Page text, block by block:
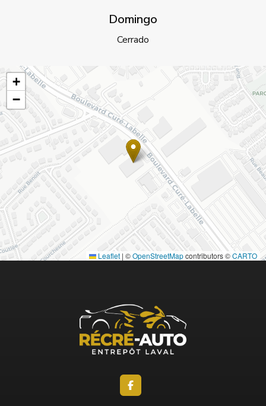
Domingo
Cerrado
+
−
Leaflet | ©OpenStreetMapcontributors ©CARTO